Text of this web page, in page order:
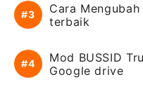
Cara
terbaik
Mod BUSSID
Google drive